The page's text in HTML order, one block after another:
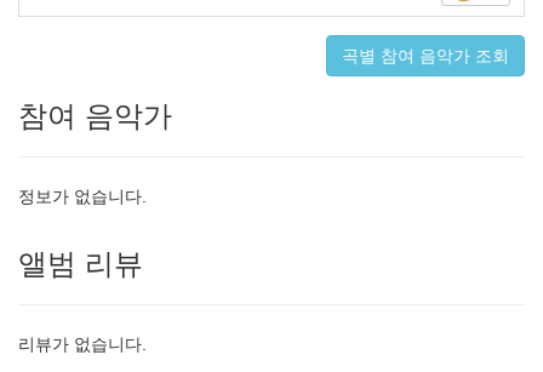
곡별 참여 음악가 조회
참여 음악가
정보가 없습니다.
앨범 리뷰
리뷰가 없습니다.